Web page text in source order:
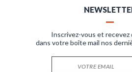
Inscrivez-vous et
dans votre boîte mail nos